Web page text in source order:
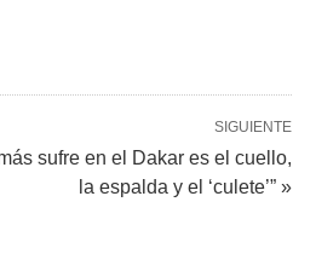
SIGUIENTE
sufre en el Dakar es el cuello,
la espalda y el ‘culete’” »